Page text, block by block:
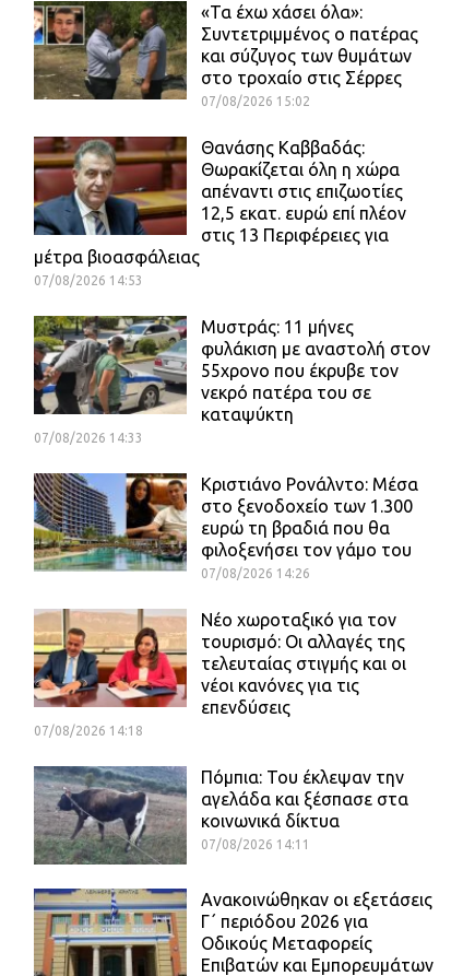
«Τα έχω χάσει όλα»:
Συντετριμμένος ο πατέρας
και σύζυγος των θυμάτων
στο τροχαίο στις Σέρρες
07/08/2026 15:02
Θανάσης Καββαδάς:
Θωρακίζεται όλη η χώρα
απέναντι στις επιζωοτίες
12,5 εκατ. ευρώ επί πλέον
στις 13 Περιφέρειες για
μέτρα βιοασφάλειας
07/08/2026 14:53
Μυστράς: 11 μήνες
φυλάκιση με αναστολή στον
55χρονο που έκρυβε τον
νεκρό πατέρα του σε
καταψύκτη
07/08/2026 14:33
Κριστιάνο Ρονάλντο: Μέσα
στο ξενοδοχείο των 1.300
ευρώ τη βραδιά που θα
φιλοξενήσει τον γάμο του
07/08/2026 14:26
Νέο χωροταξικό για τον
τουρισμό: Οι αλλαγές της
τελευταίας στιγμής και οι
νέοι κανόνες για τις
επενδύσεις
07/08/2026 14:18
Πόμπια: Του έκλεψαν την
αγελάδα και ξέσπασε στα
κοινωνικά δίκτυα
07/08/2026 14:11
Ανακοινώθηκαν οι εξετάσεις
Γ΄ περιόδου 2026 για
Οδικούς Μεταφορείς
Επιβατών και Εμπορευμάτων